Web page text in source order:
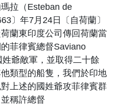
拉（ Esteban de
〕年7月 24 日〔自荷蘭〕
蘭東印度公司傳回荷蘭當
菲律賓總督Saviano
爺敵軍，並取得二十餘
類型的船隻，我們於印地
上述的國姓爺攻菲律賓群
稱許總督